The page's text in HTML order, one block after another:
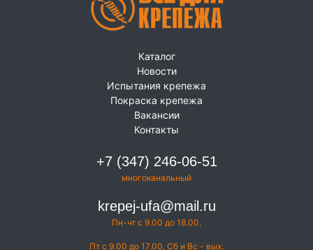
Каталог
Новости
Испытания крепежа
Покраска крепежа
Вакансии
Контакты
+7 (347) 246-06-51
многоканальный
krepej-ufa@mail.ru
Пн-чт с 9.00 до 18.00,
Пт с 9.00 до 17.00, Сб и Вс - вых.